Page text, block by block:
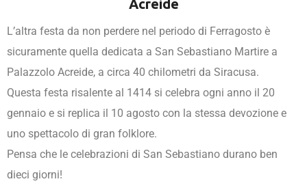
Acreide
L’altra festa da non perdere nel periodo di Ferragosto è
sicuramente quella dedicata a San Sebastiano Martire a
Palazzolo Acreide, a circa 40 chilometri da Siracusa.
Questa festa risalente al 1414 si celebra ogni anno il 20
gennaio e si replica il 10 agosto con la stessa devozione e
uno spettacolo di gran folklore.
Pensa che le celebrazioni di San Sebastiano durano ben
dieci giorni!